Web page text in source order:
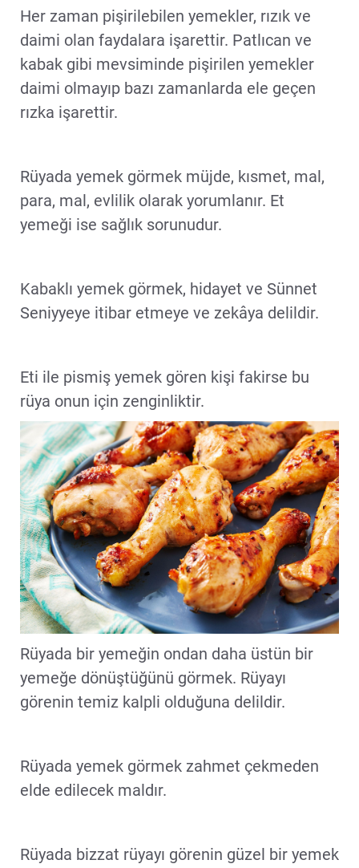
Her zaman pişirilebilen yemekler, rızık ve
daimi olan faydalara işarettir. Patlıcan ve
kabak gibi mevsiminde pişirilen yemekler
daimi olmayıp bazı zamanlarda ele geçen
rızka işarettir.
Rüyada yemek görmek müjde, kısmet, mal,
para, mal, evlilik olarak yorumlanır. Et
yemeği ise sağlık sorunudur.
Kabaklı yemek görmek, hidayet ve Sünnet
Seniyyeye itibar etmeye ve zekâya delildir.
Eti ile pismiş yemek gören kişi fakirse bu
rüya onun için zenginliktir.
Rüyada bir yemeğin ondan daha üstün bir
yemeğe dönüştüğünü görmek. Rüyayı
görenin temiz kalpli olduğuna delildir.
Rüyada yemek görmek zahmet çekmeden
elde edilecek maldır.
Rüyada bizzat rüyayı görenin güzel bir yemek